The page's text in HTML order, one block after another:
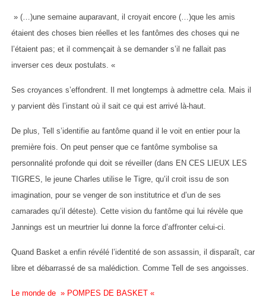
» (…)une semaine auparavant, il croyait encore (…)que les amis
étaient des choses bien réelles et les fantômes des choses qui ne
l’étaient pas; et il commençait à se demander s’il ne fallait pas
inverser ces deux postulats. «
Ses croyances s’effondrent. Il met longtemps à admettre cela. Mais il
y parvient dès l’instant où il sait ce qui est arrivé là-haut.
De plus, Tell s’identifie au fantôme quand il le voit en entier pour la
première fois. On peut penser que ce fantôme symbolise sa
personnalité profonde qui doit se réveiller (dans EN CES LIEUX LES
TIGRES, le jeune Charles utilise le Tigre, qu’il croit issu de son
imagination, pour se venger de son institutrice et d’un de ses
camarades qu’il déteste). Cette vision du fantôme qui lui révèle que
Jannings est un meurtrier lui donne la force d’affronter celui-ci.
Quand Basket a enfin révélé l’identité de son assassin, il disparaît, car
libre et débarrassé de sa malédiction. Comme Tell de ses angoisses.
Le monde de » POMPES DE BASKET «